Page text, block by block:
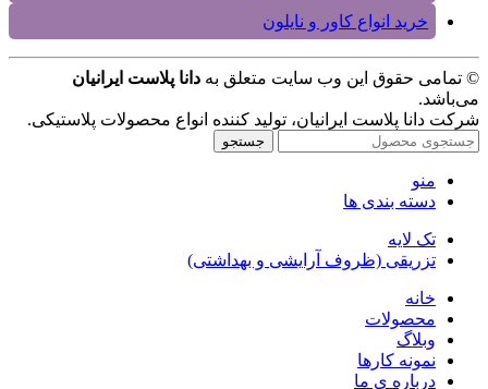
خرید انواع کاور و نایلون
© تمامی حقوق این وب سایت متعلق به دانا پلاست ایرانیان
می‌باشد.
شرکت دانا پلاست ایرانیان، تولید کننده انواع محصولات پلاستیکی.
جستجو
منو
دسته بندی ها
تک لایه
تزریقی (ظروف آرایشی و بهداشتی)
خانه
محصولات
وبلاگ
نمونه کارها
درباره ی ما